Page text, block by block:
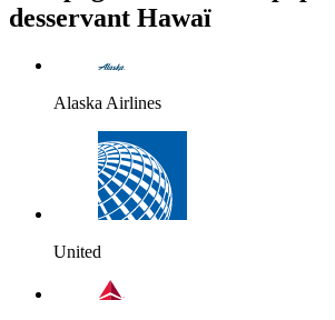
desservant Hawaï
Alaska Airlines
United